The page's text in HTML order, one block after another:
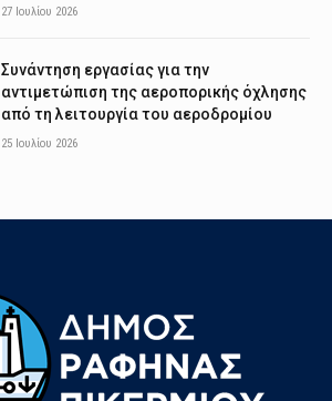
27 Ιουλίου 2026
Συνάντηση εργασίας για την
αντιμετώπιση της αεροπορικής όχλησης
από τη λειτουργία του αεροδρομίου
25 Ιουλίου 2026